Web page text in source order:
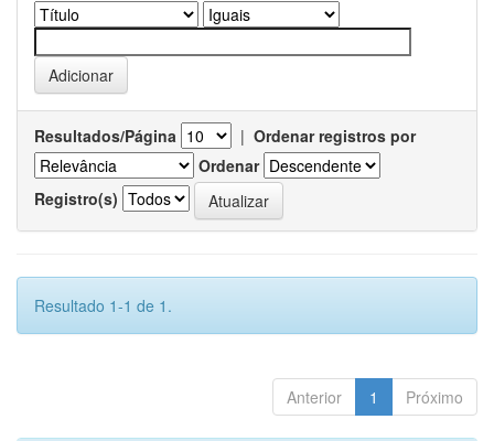
Resultados/Página | Ordenar registros por
Ordenar
Registro(s)
Resultado 1-1 de 1.
Anterior 1 Próximo